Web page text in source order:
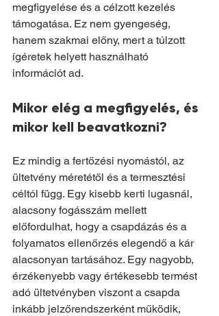
megfigyelése és a célzott kezelés
támogatása. Ez nem gyengeség,
hanem szakmai előny, mert a túlzott
ígéretek helyett használható
információt ad.
Mikor elég a megfigyelés, és
mikor kell beavatkozni?
Ez mindig a fertőzési nyomástól, az
ültetvény méretétől és a termesztési
céltól függ. Egy kisebb kerti lugasnál,
alacsony fogásszám mellett
előfordulhat, hogy a csapdázás és a
folyamatos ellenőrzés elegendő a kár
alacsonyan tartásához. Egy nagyobb,
érzékenyebb vagy értékesebb termést
adó ültetvényben viszont a csapda
inkább jelzőrendszerként működik,